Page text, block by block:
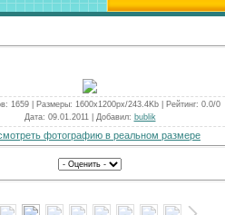
: 1659 | Размеры: 1600x1200px/243.4Kb | Рейтинг: 0.0/0
Дата: 09.01.2011 | Добавил: bublik
фотографию в реальном размере